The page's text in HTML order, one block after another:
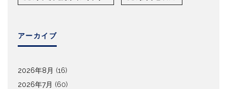
アーカイブ
2026年8月 (16)
2026年7月 (60)